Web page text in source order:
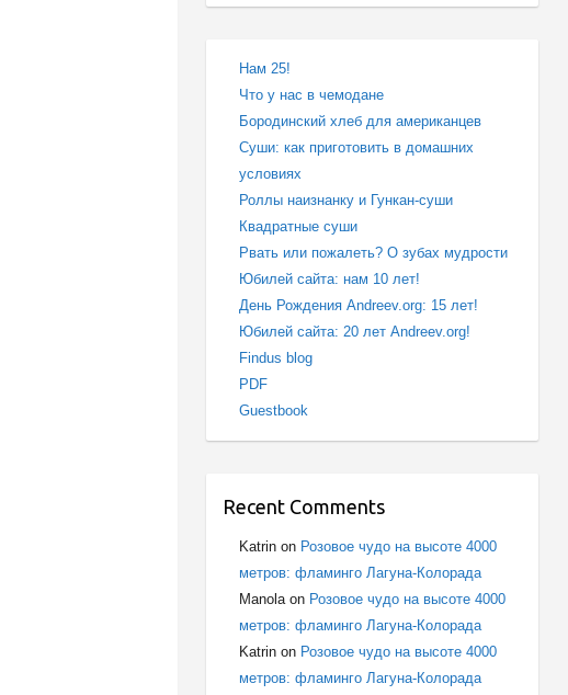
Нам 25!
Что у нас в чемодане
Бородинский хлеб для американцев
Суши: как приготовить в домашних
условиях
Роллы наизнанку и Гункан-суши
Квадратные суши
Рвать или пожалеть? О зубах мудрости
Юбилей сайта: нам 10 лет!
День Рождения Andreev.org: 15 лет!
Юбилей сайта: 20 лет Andreev.org!
Findus blog
PDF
Guestbook
Recent Comments
Katrin on Розовое чудо на высоте 4000
метров: фламинго Лагуна-Колорада
Manolaon Розовое чудо на высоте 4000
метров: фламинго Лагуна-Колорада
Katrin on Розовое чудо на высоте 4000
метров: фламинго Лагуна-Колорада